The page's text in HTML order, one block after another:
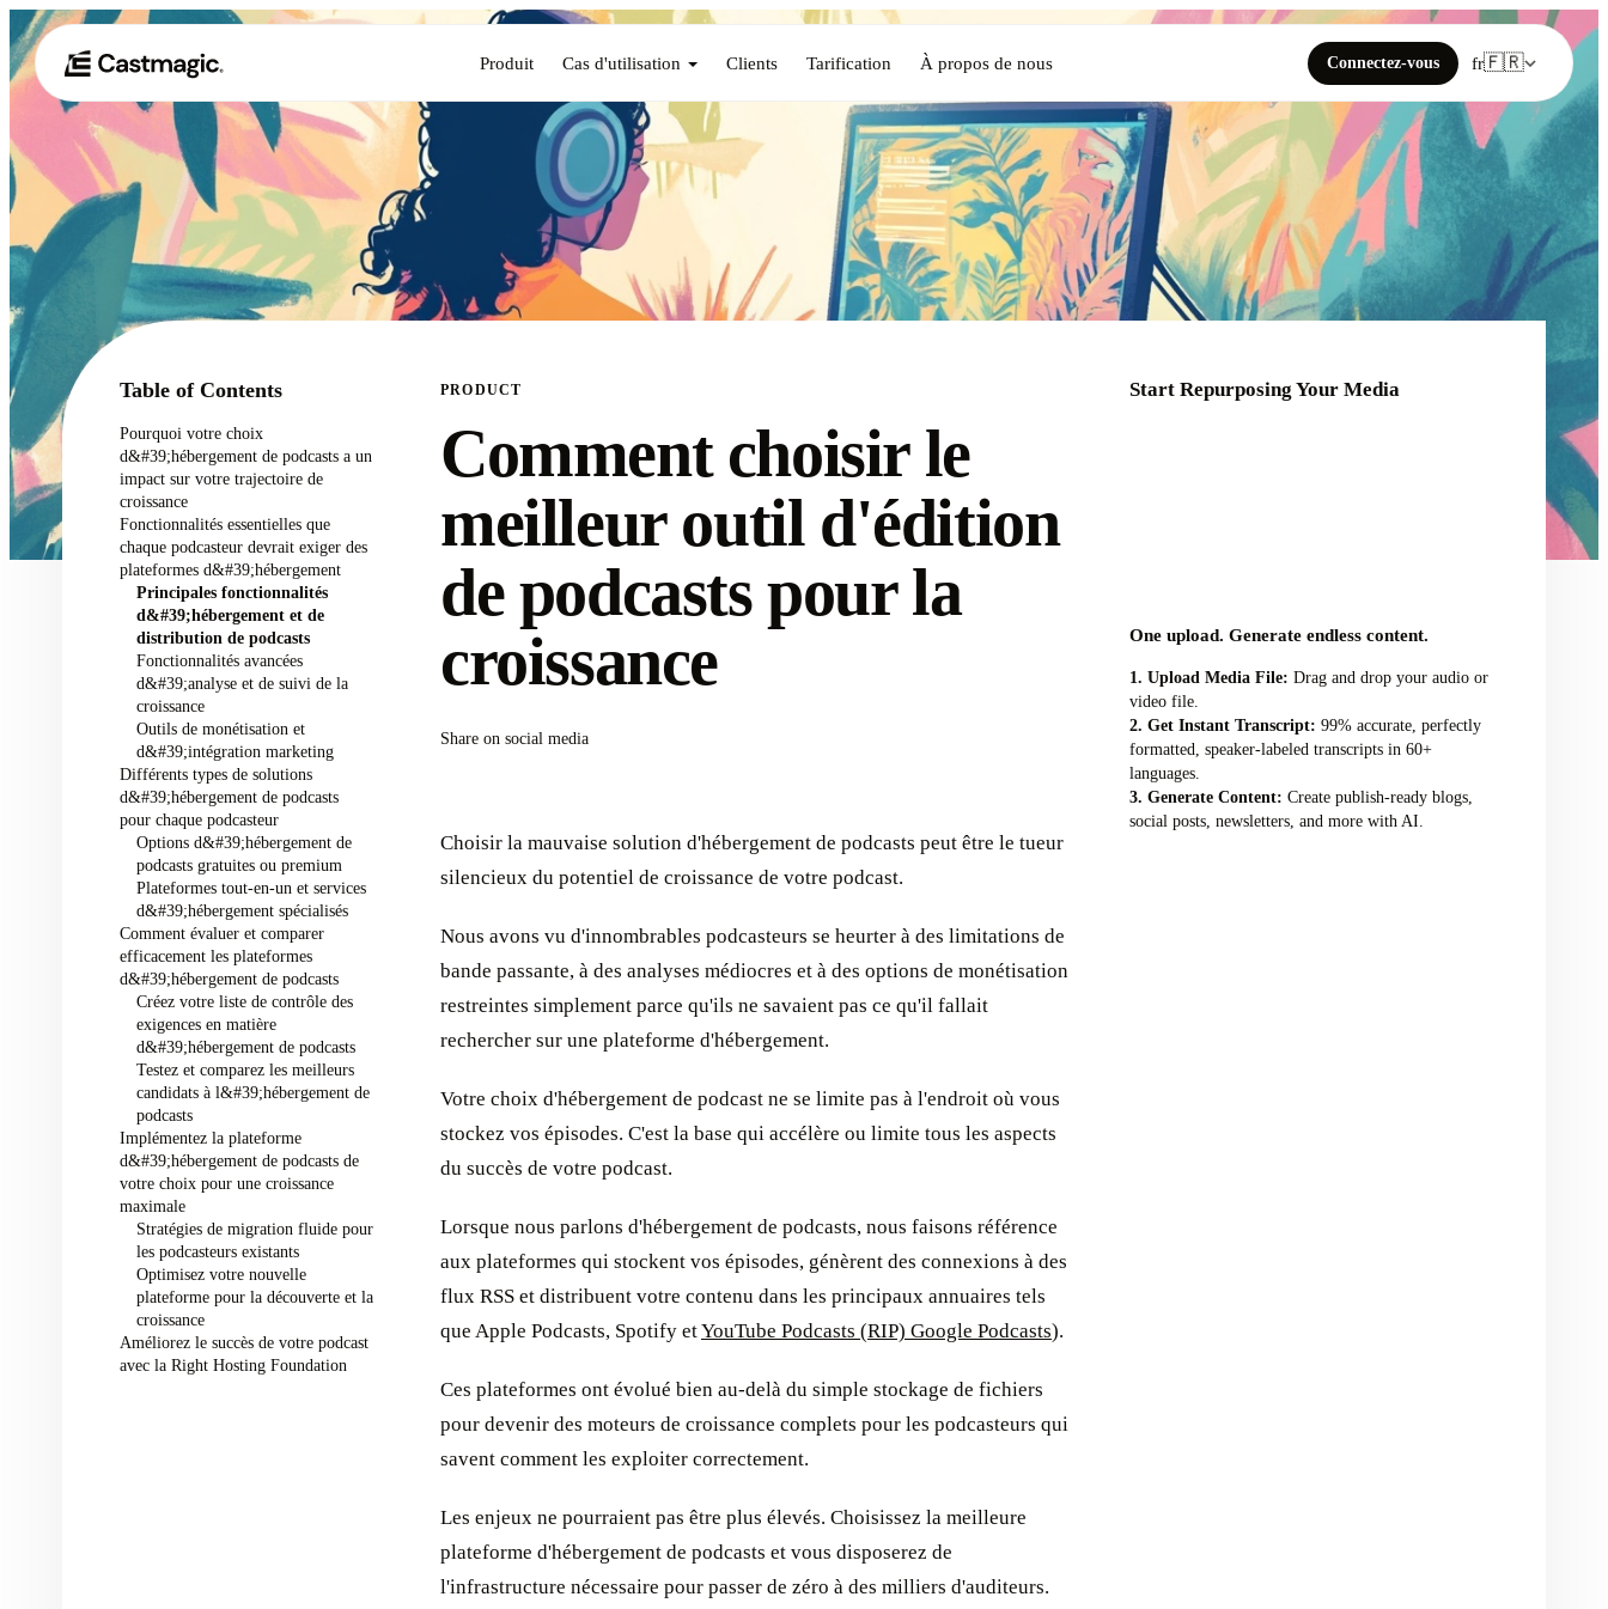
Produit Cas d'utilisation Clients Tarification À propos de nous Connectez-vous fr🇫🇷
Table of Contents
Pourquoi votre choix
d&#39;hébergement de podcasts a un
impact sur votre trajectoire de
croissance
Fonctionnalités essentielles que
chaque podcasteur devrait exiger des
plateformes d&#39;hébergement
Principales fonctionnalités
d&#39;hébergement et de
distribution de podcasts
Fonctionnalités avancées
d&#39;analyse et de suivi de la
croissance
Outils de monétisation et
d&#39;intégration marketing
Différents types de solutions
d&#39;hébergement de podcasts
pour chaque podcasteur
Options d&#39;hébergement de
podcasts gratuites ou premium
Plateformes tout-en-un et services
d&#39;hébergement spécialisés
Comment évaluer et comparer
efficacement les plateformes
d&#39;hébergement de podcasts
Créez votre liste de contrôle des
exigences en matière
d&#39;hébergement de podcasts
Testez et comparez les meilleurs
candidats à l&#39;hébergement de
podcasts
Implémentez la plateforme
d&#39;hébergement de podcasts de
votre choix pour une croissance
maximale
Stratégies de migration fluide pour
les podcasteurs existants
Optimisez votre nouvelle
plateforme pour la découverte et la
croissance
Améliorez le succès de votre podcast
avec la Right Hosting Foundation
PRODUCT
Comment choisir le
meilleur outil d'édition
de podcasts pour la
croissance
Share on social media
Choisir la mauvaise solution d'hébergement de podcasts peut être le tueur
silencieux du potentiel de croissance de votre podcast.
Nous avons vu d'innombrables podcasteurs se heurter à des limitations de
bande passante, à des analyses médiocres et à des options de monétisation
restreintes simplement parce qu'ils ne savaient pas ce qu'il fallait
rechercher sur une plateforme d'hébergement.
Votre choix d'hébergement de podcast ne se limite pas à l'endroit où vous
stockez vos épisodes. C'est la base qui accélère ou limite tous les aspects
du succès de votre podcast.
Lorsque nous parlons d'hébergement de podcasts, nous faisons référence
aux plateformes qui stockent vos épisodes, génèrent des connexions à des
flux RSS et distribuent votre contenu dans les principaux annuaires tels
que Apple Podcasts, Spotify etYouTube Podcasts (RIP) Google Podcasts).
Ces plateformes ont évolué bien au-delà du simple stockage de fichiers
pour devenir des moteurs de croissance complets pour les podcasteurs qui
savent comment les exploiter correctement.
Les enjeux ne pourraient pas être plus élevés. Choisissez la meilleure
plateforme d'hébergement de podcasts et vous disposerez de
l'infrastructure nécessaire pour passer de zéro à des milliers d'auditeurs.
Start Repurposing Your Media
One upload. Generate endless content.
Upload Media File: Drag and drop your audio or
video file.
Get Instant Transcript: 99% accurate, perfectly
formatted, speaker-labeled transcripts in 60+
languages.
Generate Content: Create publish-ready blogs,
social posts, newsletters, and more with AI.